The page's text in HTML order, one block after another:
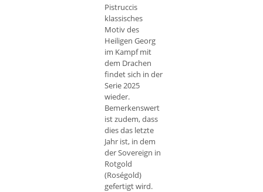
Pistruccis
klassisches
Motiv des
Heiligen Georg
im Kampf mit
dem Drachen
findet sich in der
Serie 2025
wieder.
Bemerkenswert
ist zudem, dass
dies das letzte
Jahr ist, in dem
der Sovereign in
Rotgold
(Roségold)
gefertigt wird.